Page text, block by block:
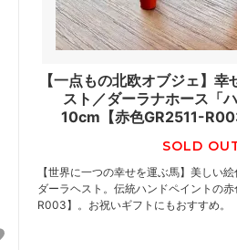
【一点もの北欧オブジェ】
スト／ダーラナホース「
10cm【赤色GR2511-
SOLD
【世界に一つの幸せを運ぶ馬】美しい
ダーラヘスト。伝統ハンドペイントの
R003】。お祝いギフトにもおすすめ。